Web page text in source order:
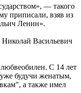
— такого
приписали, взяв из
Ленин».
Николай Васильевич
С 14 лет
будучи женатым,
а также имел